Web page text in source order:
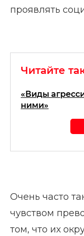
проявлять
Читайте
«Виды
ними»
Очень часто
чувством
том, что их